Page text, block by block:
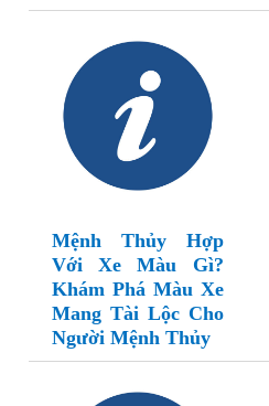
Mệnh Thủy Hợp
Với Xe Màu Gì?
Khám Phá Màu Xe
Mang Tài Lộc Cho
Người Mệnh Thủy